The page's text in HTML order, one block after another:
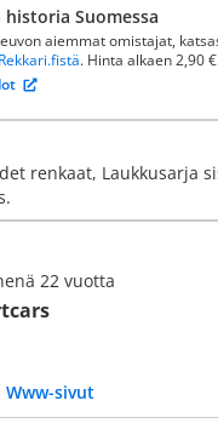
Suomessa
aiemmat omistajat,
Rekkari.fistä. Hinta alkaen 2,90
renkaat, Laukkusarja
22 vuotta
Www-sivut